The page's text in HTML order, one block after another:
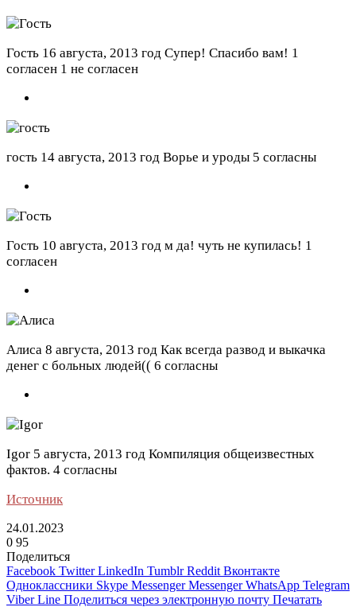
Гость 16 августа, 2013 год Супер! Спасибо вам! 1
согласен 1 не согласен
гость 14 августа, 2013 год Ворье и уроды 5 согласны
Гость 10 августа, 2013 год м да! чуть не купилась! 1
согласен
Алиса 8 августа, 2013 год Как всегда развод и выкачка
денег с больных людей(( 6 согласны
Igor 5 августа, 2013 год Компиляция общеизвестных
фактов. 4 согласны
Источник
24.01.2023
0 95
Поделиться
Facebook Twitter LinkedIn Tumblr Reddit Вконтакте
Одноклассники Skype Messenger Messenger WhatsApp Telegram
Viber Line Поделиться через электронную почту Печатать